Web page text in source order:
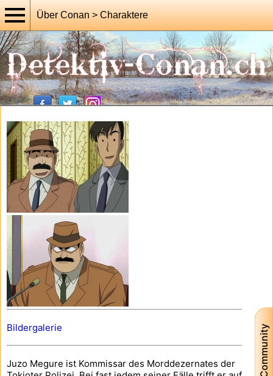
Über Conan > Charaktere
Community
Bildergalerie
Juzo Megure ist Kommissar des Morddezernates der